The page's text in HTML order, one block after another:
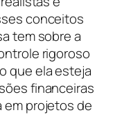
conceitos
tem sobre a
rigoroso
que ela esteja
financeiras
em projetos de